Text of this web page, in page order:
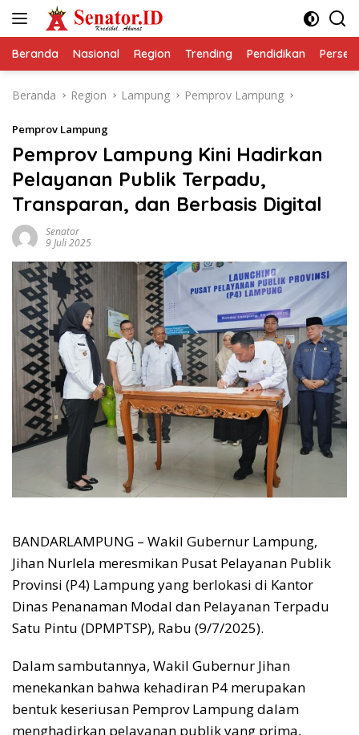
Beranda Nasional Region Trending Pendidikan
Beranda Region Lampung Pemprov Lampung
Pemprov Lampung
Pemprov Lampung Kini Hadirkan
Pelayanan Publik Terpadu,
Transparan, dan Berbasis Digital
Senator
9 Juli 2025
BANDARLAMPUNG – Wakil Gubernur Lampung,
Jihan Nurlela meresmikan Pusat Pelayanan Publik
Provinsi (P4) Lampung yang berlokasi di Kantor
Dinas Penanaman Modal dan Pelayanan Terpadu
Satu Pintu (DPMPTSP), Rabu (9/7/2025).
Dalam sambutannya, Wakil Gubernur Jihan
menekankan bahwa kehadiran P4 merupakan
bentuk keseriusan Pemprov Lampung dalam
menghadirkan pelayanan publik yang prima,